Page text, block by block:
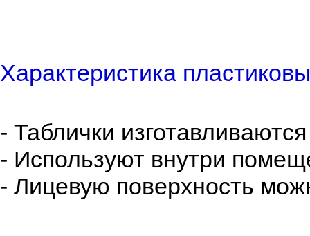
Характеристика
- Таблички
- Используют внутри
- Лицевую поверхность